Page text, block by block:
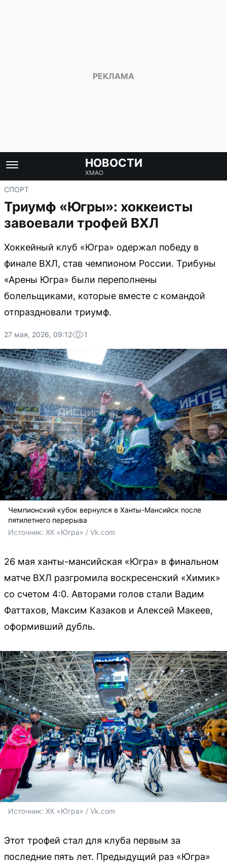
НОВОСТИ
ХМАО
СПОРТ
Триумф «Югры»: хоккеисты
завоевали трофей ВХЛ
Хоккейный клуб «Югра» одержал победу в
финале ВХЛ, став чемпионом России. Трибуны
«Арены Югра» были переполнены
болельщиками, которые вместе с командой
отпраздновали триумф.
27 мая, 2026, 09:12 1
Чемпионский кубок вернулся в Ханты-Мансийск после
пятилетнего перерыва
Источник: ХК «Югра» / Vk.com
26 мая ханты-мансийская «Югра» в финальном
матче ВХЛ разгромила воскресенский «Химик»
со счетом 4:0. Авторами голов стали Вадим
Фаттахов, Максим Казаков и Алексей Макеев,
оформивший дубль.
Источник: ХК «Югра» / Vk.com
Этот трофей стал для клуба первым за
последние пять лет. Предыдущий раз «Югра»